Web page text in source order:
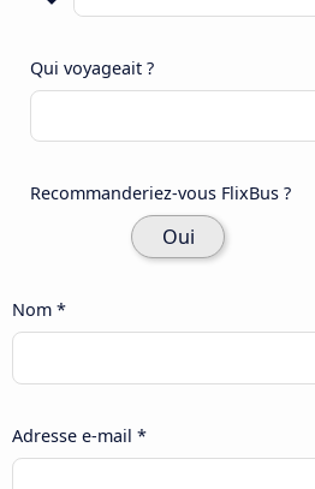
Qui voyageait ?
Recommanderiez-vous FlixBus ?
Oui
Nom *
Adresse e-mail *